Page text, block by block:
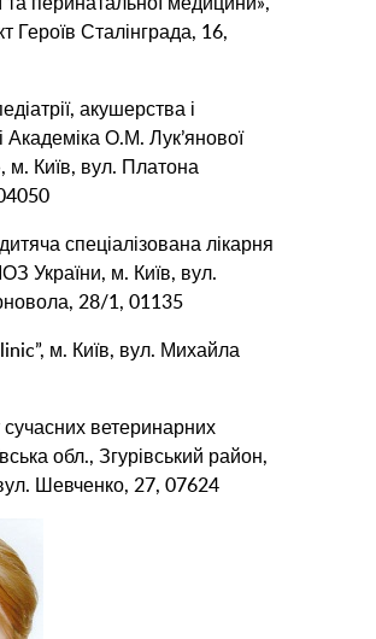
Героїв Сталінграда, 16,
акушерства і
Академіка О.М. Лук’янової
Київ, вул. Платона
спеціалізована лікарня
України, м. Київ, вул.
28/1, 01135
м. Київ, вул. Михайла
сучасних ветеринарних
обл., Згурівський район,
Шевченко, 27, 07624